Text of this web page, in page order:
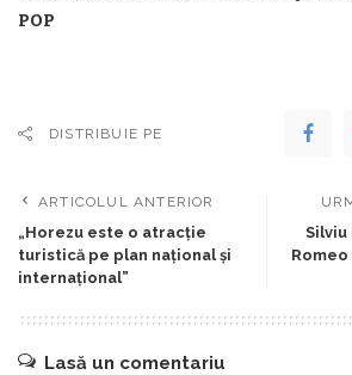
POP
DISTRIBUIE PE
ARTICOLUL ANTERIOR
„Horezu este o atracţie
turistică pe plan naţional şi
internaţional”
Silviu
Lasă un comentariu